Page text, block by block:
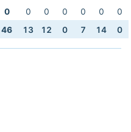
0 0 0 0 0 0
0
46 13 12 0 7 14 0